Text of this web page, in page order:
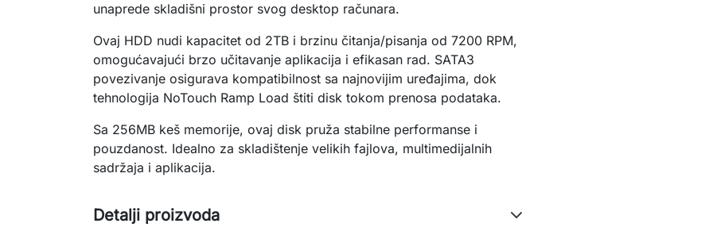
unaprede skladišni prostor svog desktop računara.
Ovaj HDD nudi kapacitet od 2TB i brzinu čitanja/pisanja od 7200 RPM,
omogućavajući brzo učitavanje aplikacija i efikasan rad. SATA3
povezivanje osigurava kompatibilnost sa najnovijim uređajima, dok
tehnologija NoTouch Ramp Load štiti disk tokom prenosa podataka.
Sa 256MB keš memorije, ovaj disk pruža stabilne performanse i
pouzdanost. Idealno za skladištenje velikih fajlova, multimedijalnih
sadržaja i aplikacija.
Detalji proizvoda